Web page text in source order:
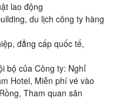
lao động
du lịch công ty hàng
đẳng cấp quốc tế,
bộ của Công ty: Nghỉ
Hotel, Miễn phí vé vào
Tham quan sân